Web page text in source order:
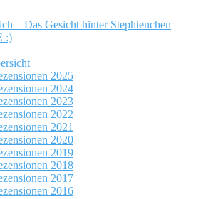
– Das Gesicht hinter Stephienchen
:)
2025
2024
2023
2022
2021
2020
2019
2018
2017
2016